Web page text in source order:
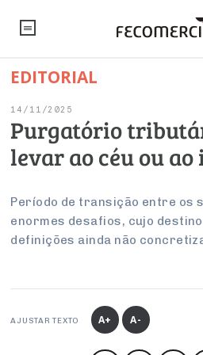
NOTÍCIAS
Artigos
Debates Fecomercio-SP
PROJETOS ESPECIAIS:
Economia
Pesquisas
Brasil
Economia Digital
Legislação
Trabalho
Arbitragem e Mediação
Reforma Tributária
Negócios
ESG
Últimas Notícias
PESQUISAS
FALE CONOSCO
INSTITUCIONAL
Negociações Coletivas
Conselho de Turismo
EMPRESAS
EDITORIAL
14/11/2025
Purgatório
levar ao céu ou
Período de transição entre os
enormes desafios, cujo
definições ainda não
AJUSTAR TEXTO A+ A-